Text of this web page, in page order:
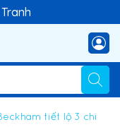
tiết lộ 3 chi